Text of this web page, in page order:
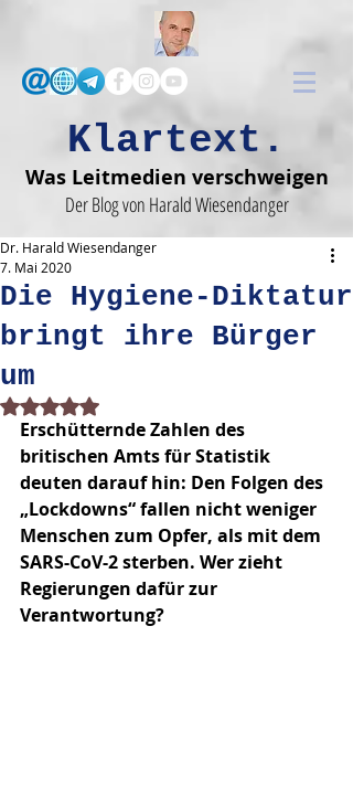
Klartext.
Was Leitmedien verschweigen
Der Blog von Harald Wiesendanger
Die Hygiene-Diktatur
bringt ihre Bürger
um
Dr. Harald Wiesendanger
7. Mai 2020
Mit NaN von 5 Sternen bewertet.
Erschütternde Zahlen des
britischen Amts für Statistik
deuten darauf hin: Den Folgen des
„Lockdowns“ fallen nicht weniger
Menschen zum Opfer, als mit dem
SARS-CoV-2 sterben. Wer zieht
Regierungen dafür zur
Verantwortung?